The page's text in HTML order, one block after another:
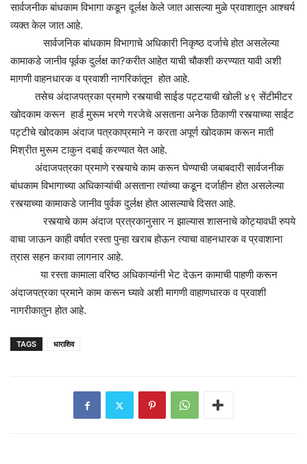
सार्वजनीक बांधकाम विभागा कडून दूर्लक्ष केले जात आसल्या मुळे प्रवाशातून आश्चर्य
व्यक्त केल जात आहे.
सार्वजनिक बांधकाम विभागाचे अधिकारी निकृष्ठ दर्जाचे होत असलेल्या
कामाकडे जानीव पूर्वक दुर्लक्ष का?करीत आहेत याची चौकशी करण्यात यावी अशी
मागणी वाहनधारक व प्रवाशी नागरिकांतून होत आहे.
तसेच अंदाजपत्रका प्रमाणे रस्त्याची साईड पट्टयाची खोली ४९ सेंटीमीटर
खोदकाम करून हार्ड मुरूम भरणे गरजेचे असताना अनेक ठिकाणी रस्त्याच्या साईट
पट्टीचे खोदकाम अंदाज पत्रकाप्रमाने न करता अपूर्ण खोदकाम करून माती
मिश्रीत मुरूम टाकुन दबाई करण्यात येत आहे.
अंदाजपत्रका प्रमाणे रस्त्याचे काम करून घेण्याची जबाबदारी सार्वजनीक
बांधकाम विभागाच्या अधिकाऱ्यांची असताना त्यांच्या कडून दर्जाहीन होत असलेल्या
रस्त्याच्या कामाकडे जानीव पुर्वक दुर्लक्ष होत आसल्याचे दिसत आहे.
रस्त्याचे काम अंदाज प्रत्रकानुसार न झाल्यास शासनाचे कोट्यावधी रुपये
वाचा जाऊन काही वर्षात रस्ता पुन्हा खराब होऊन त्याचा वाहनधारक व प्रवाशाना
त्रास सहन करावा लागनार आहे.
या रस्ता कामाला वरिष्ठ अधिकाऱ्यांनी भेट देऊन कामाची पाहणी करून
अंदाजपत्रका प्रमाने काम करून घ्यावे अशी मागणी वाहाणधारक व प्रवाशी
नागरीकातुन होत आहे.
TAGS धाराशिव